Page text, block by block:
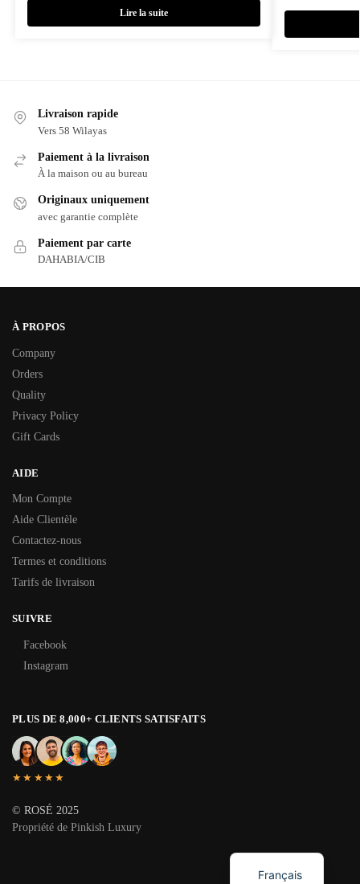
Lire la suite
Livraison rapide
Vers 58 Wilayas
Paiement à la livraison
À la maison ou au bureau
Originaux uniquement
avec garantie complète
Paiement par carte
DAHABIA/CIB
À PROPOS
Company
Orders
Quality
Privacy Policy
Gift Cards
AIDE
Mon Compte
Aide Clientèle
Contactez-nous
Termes et conditions
Tarifs de livraison
SUIVRE
Facebook
Instagram
PLUS DE 8,000+ CLIENTS SATISFAITS
★★★★★
© ROSÉ 2025
Propriété de Pinkish Luxury
Français